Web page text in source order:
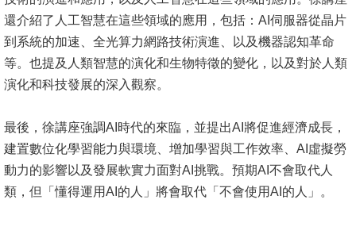
告
國
際
化
高
教
深
耕
還介紹了人工智慧在這些領域的應用，包括：AI伺服器從晶片
到系統的加速、全光算力網路技術演進、以及機器認知革命
等。也提及人類智慧的演化和生物特徵的變化，以及對於人類
演化和科技發展的深入觀察。
最後，徐講座強調AI時代的來臨，並提出AI將促進經濟成長，
建置數位化學習能力與環境、增加學習與工作效率、AI虛擬勞
動力的影響以及發展軟實力面對AI挑戰。預期AI不會取代人
類，但「懂得運用AI的人」將會取代「不會使用AI的人」。